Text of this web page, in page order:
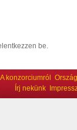
be.
A konzorciumról
Írj nekünk